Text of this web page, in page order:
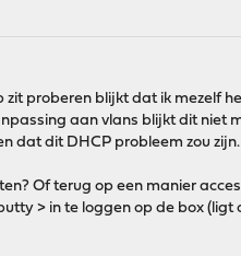
proberen blijkt dat ik mezelf
aan vlans blijkt dit niet
dat dit DHCP probleem zou zijn.
Of terug op een manier
> in te loggen op de box